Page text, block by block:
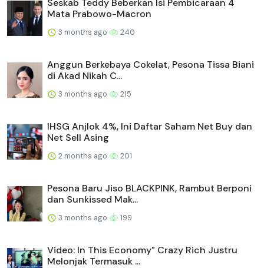
Mata Prabowo-Macron
3 months ago 240
Anggun Berkebaya Cokelat, Pesona Tissa Biani
di Akad Nikah C...
3 months ago 215
IHSG Anjlok 4%, Ini Daftar Saham Net Buy dan
Net Sell Asing
2 months ago 201
Pesona Baru Jiso BLACKPINK, Rambut Berponi
dan Sunkissed Mak...
3 months ago 199
Video: In This Economy" Crazy Rich Justru
Melonjak Termasuk ...